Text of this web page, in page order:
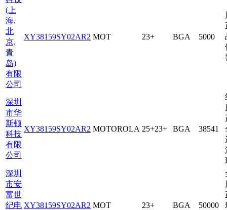
(上
海,
北
京,
青
岛)
有限
公司
XY38159SY02AR2 MOT 23+ BGA 5000
深圳
市华
斯顿
科技
有限
公司
XY38159SY02AR2 MOTOROLA 25+23+ BGA 38541
深圳
市安
富世
纪电 XY38159SY02AR2 MOT 23+ BGA 50000